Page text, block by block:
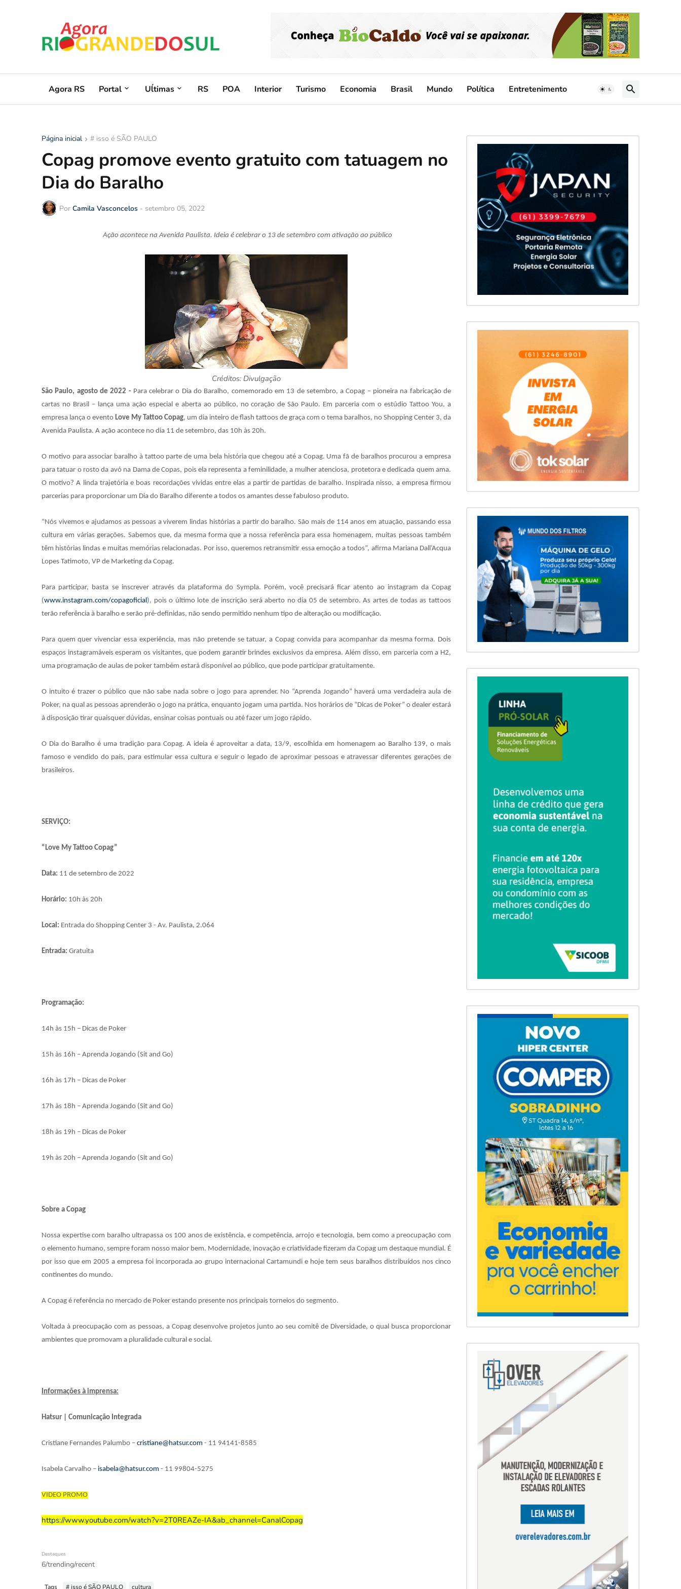
Agora RS Portal Uĺtimas RS POA Interior Turismo Economia Brasil Mundo Política Entretenimento
Página inicial # isso é SÃO PAULO
Copag promove evento gratuito com tatuagem no
Dia do Baralho
Por Camila Vasconcelos - setembro 05, 2022
Ação acontece na Avenida Paulista. Ideia é celebrar o 13 de setembro com ativação ao público
Créditos: Divulgação
São Paulo, agosto de 2022 - Para celebrar o Dia do Baralho, comemorado em 13 de setembro, a Copag – pioneira na fabricação de
cartas no Brasil – lança uma ação especial e aberta ao público, no coração de São Paulo. Em parceria com o estúdio Tattoo You, a
empresa lança o evento Love My Tattoo Copag, um dia inteiro de flash tattoos de graça com o tema baralhos, no Shopping Center 3, da
Avenida Paulista. A ação acontece no dia 11 de setembro, das 10h às 20h.
O motivo para associar baralho à tattoo parte de uma bela história que chegou até a Copag. Uma fã de baralhos procurou a empresa
para tatuar o rosto da avó na Dama de Copas, pois ela representa a feminilidade, a mulher atenciosa, protetora e dedicada quem ama.
O motivo? A linda trajetória e boas recordações vividas entre elas a partir de partidas de baralho. Inspirada nisso, a empresa firmou
parcerias para proporcionar um Dia do Baralho diferente a todos os amantes desse fabuloso produto.
“Nós vivemos e ajudamos as pessoas a viverem lindas histórias a partir do baralho. São mais de 114 anos em atuação, passando essa
cultura em várias gerações. Sabemos que, da mesma forma que a nossa referência para essa homenagem, muitas pessoas também
têm histórias lindas e muitas memórias relacionadas. Por isso, queremos retransmitir essa emoção a todos”, afirma Mariana Dall’Acqua
Lopes Tatimoto, VP de Marketing da Copag.
Para participar, basta se inscrever através da plataforma do Sympla. Porém, você precisará ficar atento ao instagram da Copag
(www.instagram.com/copagoficial), pois o último lote de inscrição será aberto no dia 05 de setembro. As artes de todas as tattoos
terão referência à baralho e serão pré-definidas, não sendo permitido nenhum tipo de alteração ou modificação.
Para quem quer vivenciar essa experiência, mas não pretende se tatuar, a Copag convida para acompanhar da mesma forma. Dois
espaços instagramáveis esperam os visitantes, que podem garantir brindes exclusivos da empresa. Além disso, em parceria com a H2,
uma programação de aulas de poker também estará disponível ao público, que pode participar gratuitamente.
O intuito é trazer o público que não sabe nada sobre o jogo para aprender. No “Aprenda Jogando” haverá uma verdadeira aula de
Poker, na qual as pessoas aprenderão o jogo na prática, enquanto jogam uma partida. Nos horários de “Dicas de Poker” o dealer estará
à disposição tirar quaisquer dúvidas, ensinar coisas pontuais ou até fazer um jogo rápido.
O Dia do Baralho é uma tradição para Copag. A ideia é aproveitar a data, 13/9, escolhida em homenagem ao Baralho 139, o mais
famoso e vendido do país, para estimular essa cultura e seguir o legado de aproximar pessoas e atravessar diferentes gerações de
brasileiros.
SERVIÇO:
“Love My Tattoo Copag”
Data: 11 de setembro de 2022
Horário: 10h às 20h
Local: Entrada do Shopping Center 3 - Av. Paulista, 2.064
Entrada: Gratuita
Programação:
14h às 15h – Dicas de Poker
15h às 16h – Aprenda Jogando (Sit and Go)
16h às 17h – Dicas de Poker
17h às 18h – Aprenda Jogando (Sit and Go)
18h às 19h – Dicas de Poker
19h às 20h – Aprenda Jogando (Sit and Go)
Sobre a Copag
Nossa expertise com baralho ultrapassa os 100 anos de existência, e competência, arrojo e tecnologia, bem como a preocupação com
o elemento humano, sempre foram nosso maior bem. Modernidade, inovação e criatividade fizeram da Copag um destaque mundial. É
por isso que em 2005 a empresa foi incorporada ao grupo internacional Cartamundi e hoje tem seus baralhos distribuídos nos cinco
continentes do mundo.
A Copag é referência no mercado de Poker estando presente nos principais torneios do segmento.
Voltada à preocupação com as pessoas, a Copag desenvolve projetos junto ao seu comitê de Diversidade, o qual busca proporcionar
ambientes que promovam a pluralidade cultural e social.
Informações à imprensa:
Hatsur | Comunicação Integrada
Cristiane Fernandes Palumbo – cristiane@hatsur.com - 11 94141-8585
Isabela Carvalho – isabela@hatsur.com - 11 99804-5275
VIDEO PROMO
https://www.youtube.com/watch?v=2T0REAZe-IA&ab_channel=CanalCopag
Destaques
6/trending/recent
Tags # isso é SÃO PAULO cultura